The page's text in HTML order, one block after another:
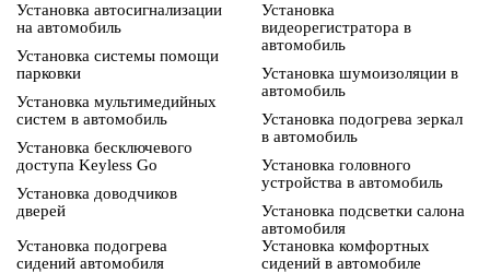
Установка автосигнализации
на автомобиль
Установка системы помощи
парковки
Установка мультимедийных
систем в автомобиль
Установка бесключевого
доступа Keyless Go
Установка доводчиков
дверей
Установка
видеорегистратора в
автомобиль
Установка шумоизоляции в
автомобиль
Установка подогрева зеркал
в автомобиль
Установка головного
устройства в автомобиль
Установка подсветки салона
автомобиля
Установка подогрева
сидений автомобиля
Установка комфортных
сидений в автомобиле